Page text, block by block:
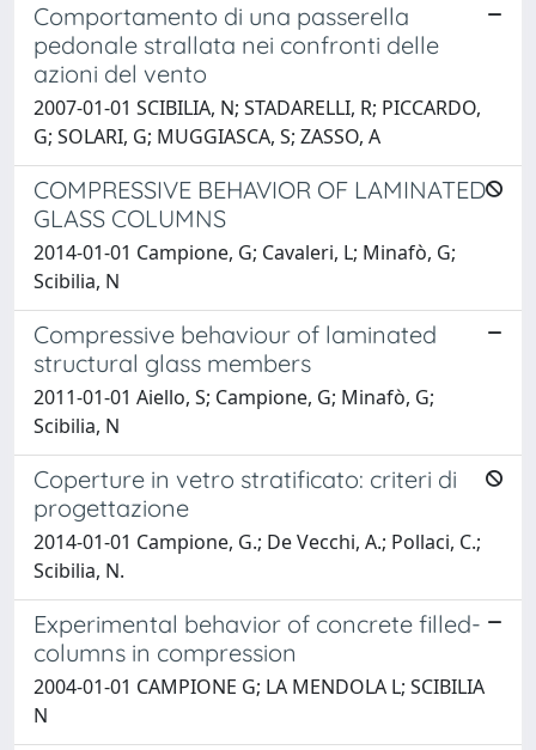
Comportamento di una passerella
pedonale strallata nei confronti delle
azioni del vento
2007-01-01 SCIBILIA, N; STADARELLI, R; PICCARDO,
G; SOLARI, G; MUGGIASCA, S; ZASSO, A
COMPRESSIVE BEHAVIOR OF LAMINATED
GLASS COLUMNS
2014-01-01 Campione, G; Cavaleri, L; Minafò, G;
Scibilia, N
Compressive behaviour of laminated
structural glass members
2011-01-01 Aiello, S; Campione, G; Minafò, G;
Scibilia, N
Coperture in vetro stratificato: criteri di
progettazione
2014-01-01 Campione, G.; De Vecchi, A.; Pollaci, C.;
Scibilia, N.
Experimental behavior of concrete filled-
columns in compression
2004-01-01 CAMPIONE G; LA MENDOLA L; SCIBILIA
N